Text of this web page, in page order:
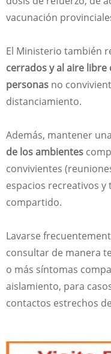
vacunación
El Ministerio también
cerrados y al aire libre
personas no
distanciamiento.
Además, mantener una
de los ambientes
convivientes
espacios recreativos
compartido.
Lavarse
consultar de manera
o más síntomas
aislamiento, para
contactos estrechos